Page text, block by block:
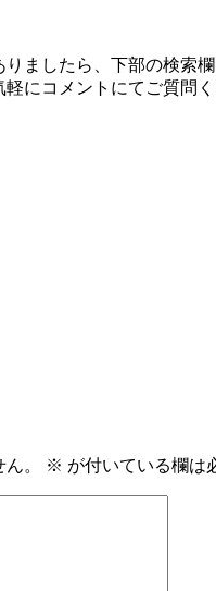
ましたら、下部の検索
にコメントにてご質問く
。 ※ が付いている欄は